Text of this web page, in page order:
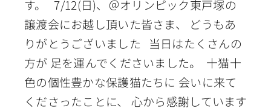
す。 7/12(日)、＠オリンピック東戸塚の
譲渡会にお越し頂いた皆さま、 どうもあ
りがとうございました 当日はたくさんの
方が 足を運んでくださいました。 十猫十
色の個性豊かな保護猫たちに 会いに来て
くださったことに、 心から感謝しています